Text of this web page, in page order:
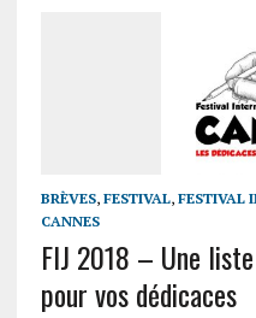
BRÈVES, FESTIVAL, FESTIVAL
CANNES
FIJ 2018 – Une
pour vos dédicaces